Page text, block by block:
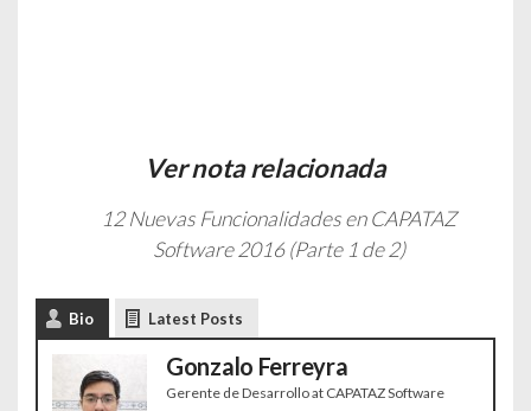
Ver nota relacionada
12 Nuevas Funcionalidades en CAPATAZ
Software 2016 (Parte 1 de 2)
Bio Latest Posts
Gonzalo Ferreyra
Gerente de Desarrolloat CAPATAZ Software